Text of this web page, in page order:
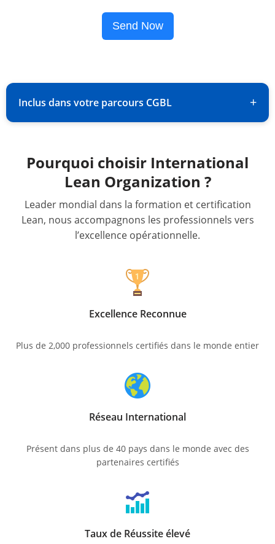
Send Now
Inclus dans votre parcours CGBL +
Pourquoi choisir International
Lean Organization ?
Leader mondial dans la formation et certification
Lean, nous accompagnons les professionnels vers
l’excellence opérationnelle.
Excellence Reconnue
Plus de 2,000 professionnels certifiés dans le monde entier
Réseau International
Présent dans plus de 40 pays dans le monde avec des
partenaires certifiés
Taux de Réussite élevé